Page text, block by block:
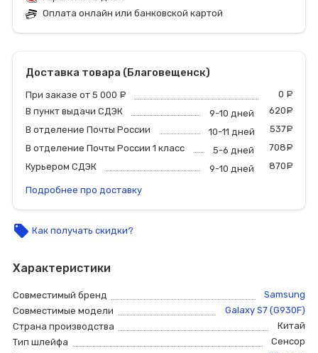
Оплата онлайн или банковской картой
Доставка товара (Благовещенск)
При заказе от 5 000 0
В пункт выдачи СДЭК
9-10 дней 620
В отделение Почты России
10-11 дней 537
В отделение Почты России 1 класс
5-6 дней 708
Курьером СДЭК
9-10 дней 870
Подробнее про доставку
local_offer Как получать скидки?
Характеристики
Совместимый бренд
Samsung
Совместимые модели
Galaxy S7 (G930F)
Страна производства
Китай
Тип шлейфа
Сенсор